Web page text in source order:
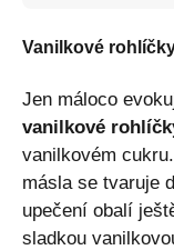
Vanilkové
Jen máloco
vanilkové
vanilkovém
másla se tvaruje
upečení obalí
sladkou